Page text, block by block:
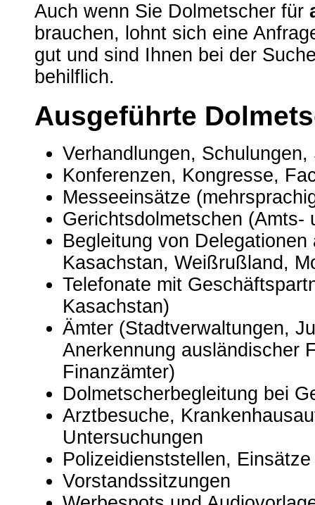
Auch wenn Sie Dolmetscher für
brauchen, lohnt sich eine
gut und sind Ihnen bei der
behilflich.
Ausgeführte
Verhandlungen, Schulungen,
Konferenzen, Kongresse,
Messeeinsätze
Gerichtsdolmetschen (Amts-
Begleitung von
Kasachstan, Weißrußland,
Telefonate mit
Kasachstan)
Ämter (Stadtverwaltungen,
Anerkennung ausländischer
Finanzämter)
Dolmetscherbegleitung bei
Arztbesuche,
Untersuchungen
Polizeidienststellen,
Vorstandssitzungen